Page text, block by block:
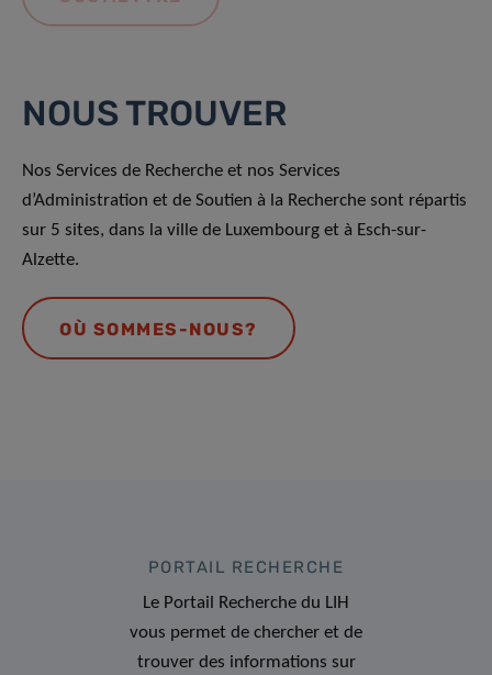
NOUS TROUVER
Nos Services de Recherche et nos Services
d’Administration et de Soutien à la Recherche sont répartis
sur 5 sites, dans la ville de Luxembourg et à Esch-sur-
Alzette.
OÙ SOMMES-NOUS?
PORTAIL RECHERCHE
Le Portail Recherche du LIH
vous permet de chercher et de
trouver des informations sur